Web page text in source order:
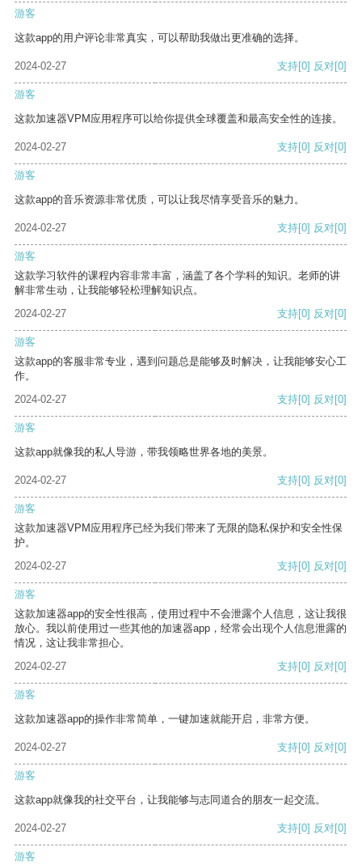
游客
这款app的用户评论非常真实，可以帮助我做出更准确的选择。
2024-02-27 支持[0] 反对[0]
游客
这款加速器VPM应用程序可以给你提供全球覆盖和最高安全性的连接。
2024-02-27 支持[0] 反对[0]
游客
这款app的音乐资源非常优质，可以让我尽情享受音乐的魅力。
2024-02-27 支持[0] 反对[0]
游客
这款学习软件的课程内容非常丰富，涵盖了各个学科的知识。老师的讲
解非常生动，让我能够轻松理解知识点。
2024-02-27
支持[0] 反对[0]
游客
这款app的客服非常专业，遇到问题总是能够及时解决，让我能够安心工
作。
2024-02-27
支持[0] 反对[0]
游客
这款app就像我的私人导游，带我领略世界各地的美景。
2024-02-27 支持[0] 反对[0]
游客
这款加速器VPM应用程序已经为我们带来了无限的隐私保护和安全性保
护。
2024-02-27
支持[0] 反对[0]
游客
这款加速器app的安全性很高，使用过程中不会泄露个人信息，这让我很
放心。我以前使用过一些其他的加速器app，经常会出现个人信息泄露的
情况，这让我非常担心。
2024-02-27
支持[0] 反对[0]
游客
这款加速器app的操作非常简单，一键加速就能开启，非常方便。
2024-02-27 支持[0] 反对[0]
游客
这款app就像我的社交平台，让我能够与志同道合的朋友一起交流。
2024-02-27 支持[0] 反对[0]
游客